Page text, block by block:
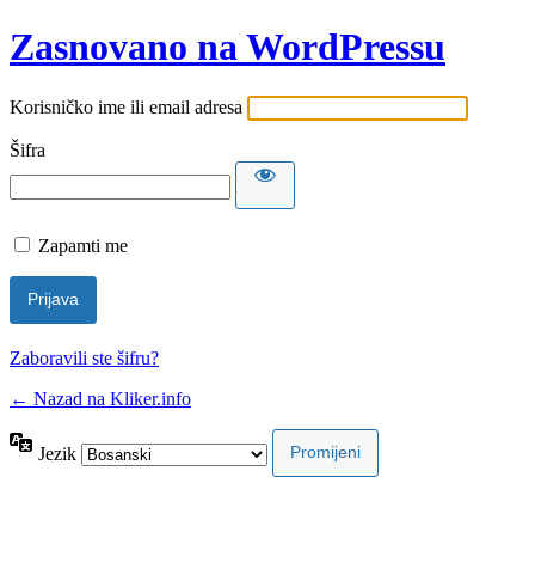
Zasnovano na WordPressu
Korisničko ime ili email adresa
Šifra
Zapamti me
Zaboravili ste šifru?
← Nazad na Kliker.info
Jezik